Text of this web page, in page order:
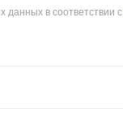
данных в соответствии с